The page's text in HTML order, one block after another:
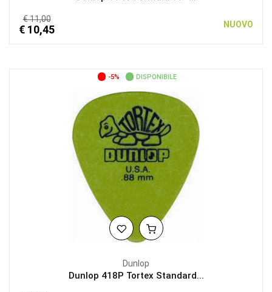
€ 11,00
€ 10,45 NUOVO
-5% DISPONIBILE
Dunlop
Dunlop 418P Tortex Standard...